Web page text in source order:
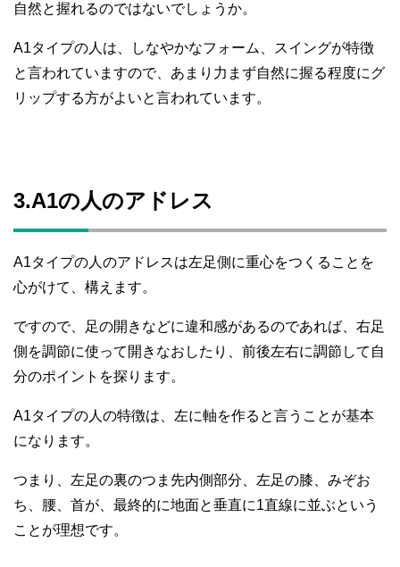
自然と握れるのではないでしょうか。
A1タイプの人は、しなやかなフォーム、スイングが特徴
と言われていますので、あまり力まず自然に握る程度にグ
リップする方がよいと言われています。
3.A1の人のアドレス
A1タイプの人のアドレスは左足側に重心をつくることを
心がけて、構えます。
ですので、足の開きなどに違和感があるのであれば、右足
側を調節に使って開きなおしたり、前後左右に調節して自
分のポイントを探ります。
A1タイプの人の特徴は、左に軸を作ると言うことが基本
になります。
つまり、左足の裏のつま先内側部分、左足の膝、みぞお
ち、腰、首が、最終的に地面と垂直に1直線に並ぶという
ことが理想です。